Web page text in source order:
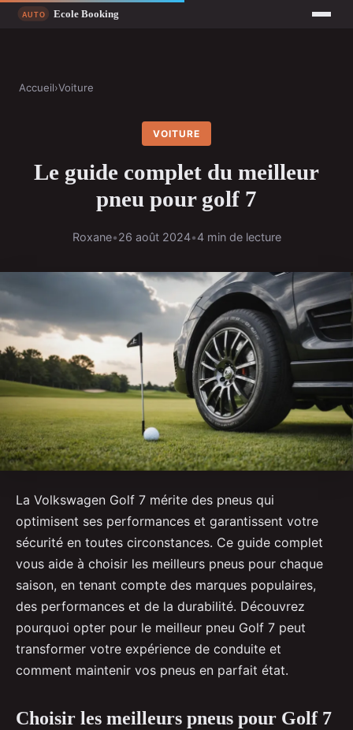
Accueil›Voiture
VOITURE
Le guide complet du meilleur
pneu pour golf 7
Roxane•26 août 2024•4 min de lecture
La Volkswagen Golf 7 mérite des pneus qui
optimisent ses performances et garantissent votre
sécurité en toutes circonstances. Ce guide complet
vous aide à choisir les meilleurs pneus pour chaque
saison, en tenant compte des marques populaires,
des performances et de la durabilité. Découvrez
pourquoi opter pour le meilleur pneu Golf 7 peut
transformer votre expérience de conduite et
comment maintenir vos pneus en parfait état.
Choisir les meilleurs pneus pour Golf 7